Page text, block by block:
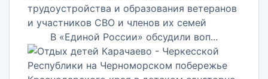
В «Единой России» обсудили воп...